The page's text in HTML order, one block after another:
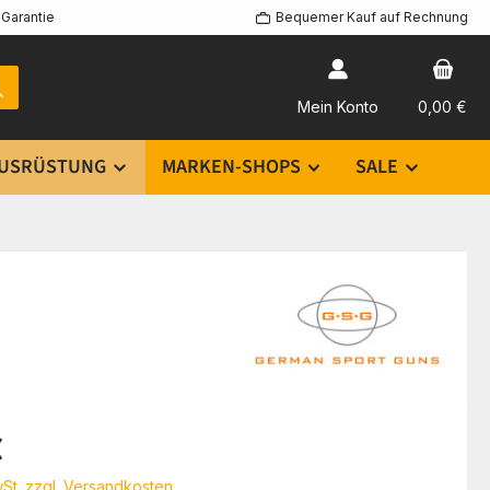
Bequemer Kauf auf Rechnung
Mein Konto 0,00 €
MARKEN-SHOPS SALE
zzgl. Versandkosten